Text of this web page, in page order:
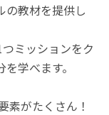
の教材を提供し
ミッションをク
学べます。
がたくさん！